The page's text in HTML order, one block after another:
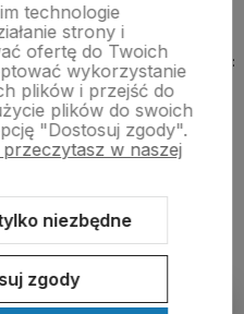
do którego wpisana jest firma:
I TECHNOLOGII
Shoper Modern 3.0™
technologie
strony i
ofertę do Twoich
wykorzystanie
plików i przejść do
plików do swoich
"Dostosuj zgody".
w naszej
niezbędne
zgody